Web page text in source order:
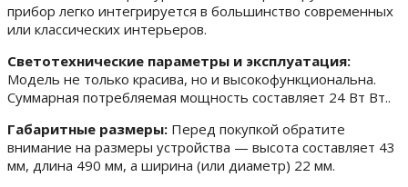
прибор легко интегрируется в большинство современных
или классических интерьеров.
Светотехнические параметры и эксплуатация:
Модель не только красива, но и высокофункциональна.
Суммарная потребляемая мощность составляет 24 Вт Вт..
Габаритные размеры: Перед покупкой обратите
внимание на размеры устройства — высота составляет 43
мм, длина 490 мм, а ширина (или диаметр) 22 мм.